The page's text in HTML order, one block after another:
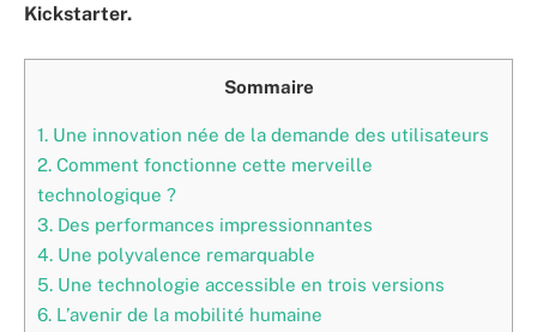
Kickstarter.
Sommaire
1. Une innovation née de la demande des utilisateurs
2. Comment fonctionne cette merveille
technologique ?
3. Des performances impressionnantes
4. Une polyvalence remarquable
5. Une technologie accessible en trois versions
6. L’avenir de la mobilité humaine